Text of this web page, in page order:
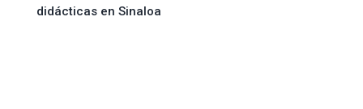
entradas
didácticas en Sinaloa